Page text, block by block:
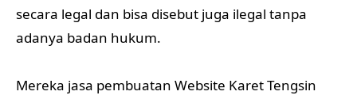
secara legal dan bisa disebut juga ilegal tanpa
adanya badan hukum.
Mereka jasa pembuatan Website Karet Tengsin